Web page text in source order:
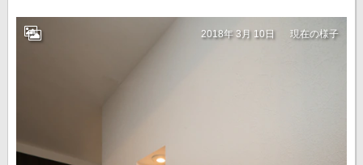
2018年 3月 10日 現在の様子